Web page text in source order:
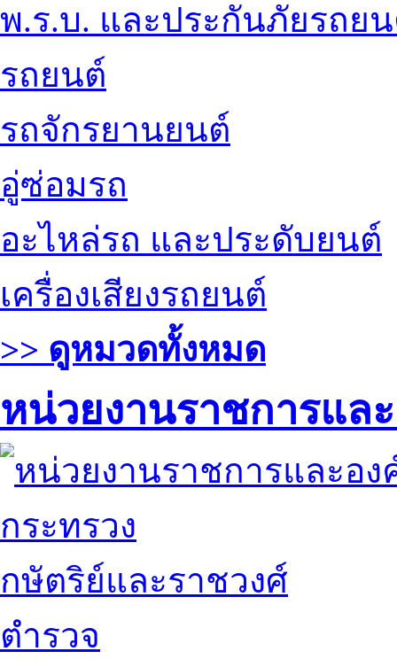
พ.ร.บ. และประกันภัยรถย
รถยนต์
รถจักรยานยนต์
อู่ซ่อมรถ
อะไหล่รถ และประดับยนต์
เครื่องเสียงรถยนต์
>> ดูหมวดทั้งหมด
หน่วยงานราชการแล
กระทรวง
กษัตริย์และราชวงศ์
ตำรวจ